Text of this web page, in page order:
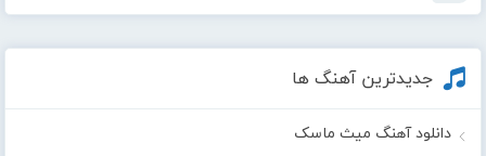
جدیدترین آهنگ ها
دانلود آهنگ میث ماسک